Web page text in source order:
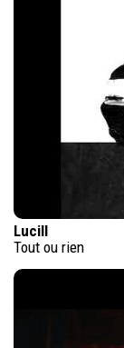
Lucill
Tout ou rien